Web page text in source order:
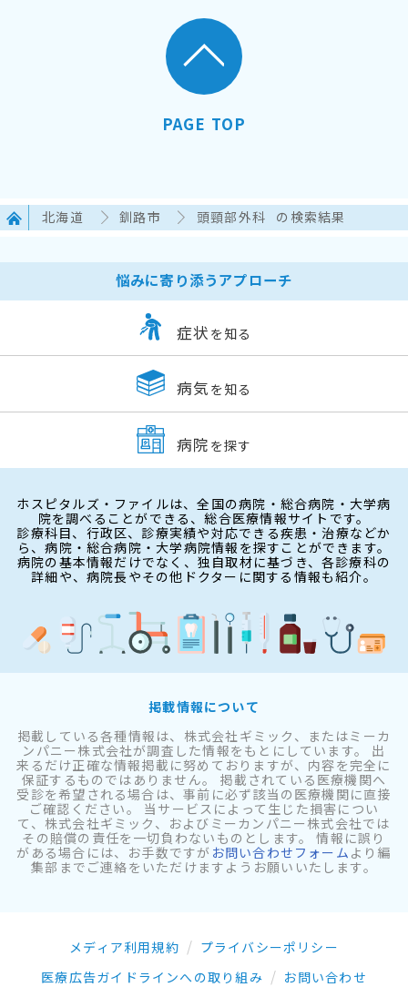
PAGE TOP
北海道 釧路市 頭頸部外科 の検索結果
悩みに寄り添うアプローチ
症状 を知る
病気 を知る
病院 を探す
ホスピタルズ・ファイルは、全国の病院・総合病院・大学病
院を調べることができる、総合医療情報サイトです。
診療科目、行政区、診療実績や対応できる疾患・治療などか
ら、病院・総合病院・大学病院情報を探すことができます。
病院の基本情報だけでなく、独自取材に基づき、各診療科の
詳細や、病院長やその他ドクターに関する情報も紹介。
掲載情報について
掲載している各種情報は、株式会社ギミック、またはミーカ
ンパニー株式会社が調査した情報をもとにしています。 出
来るだけ正確な情報掲載に努めておりますが、内容を完全に
保証するものではありません。 掲載されている医療機関へ
受診を希望される場合は、事前に必ず該当の医療機関に直接
ご確認ください。 当サービスによって生じた損害につい
て、株式会社ギミック、およびミーカンパニー株式会社では
その賠償の責任を一切負わないものとします。 情報に誤り
がある場合には、お手数ですが お問い合わせフォーム より編
集部までご連絡をいただけますようお願いいたします。
メディア利用規約
プライバシーポリシー
医療広告ガイドラインへの取り組み
お問い合わせ